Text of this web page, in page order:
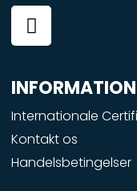
F
a
c
e
b
o
o
k
-
INFORMATION
Internationale
Kontakt os
Handelsbetingelser